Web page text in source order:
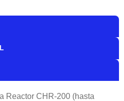
Reactor CHR-200 (hasta